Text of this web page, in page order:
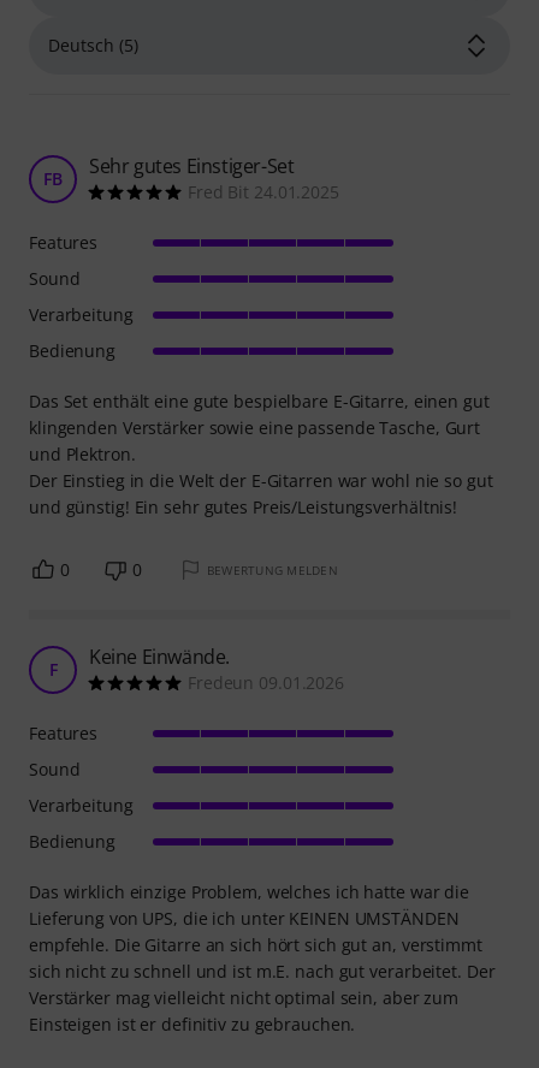
FB Sehr gutes Einstiger-Set
Fred Bit 24.01.2025
Das Set enthält eine gute bespielbare E-Gitarre, einen gut
klingenden Verstärker sowie eine passende Tasche, Gurt
und Plektron.
Der Einstieg in die Welt der E-Gitarren war wohl nie so gut
und günstig! Ein sehr gutes Preis/Leistungsverhältnis!
Features
Sound
Verarbeitung
Bedienung
0 0 BEWERTUNG MELDEN
F Keine Einwände.
Fredeun 09.01.2026
Das wirklich einzige Problem, welches ich hatte war die
Lieferung von UPS, die ich unter KEINEN UMSTÄNDEN
empfehle. Die Gitarre an sich hört sich gut an, verstimmt
sich nicht zu schnell und ist m.E. nach gut verarbeitet. Der
Verstärker mag vielleicht nicht optimal sein, aber zum
Einsteigen ist er definitiv zu gebrauchen.
Features
Sound
Verarbeitung
Bedienung